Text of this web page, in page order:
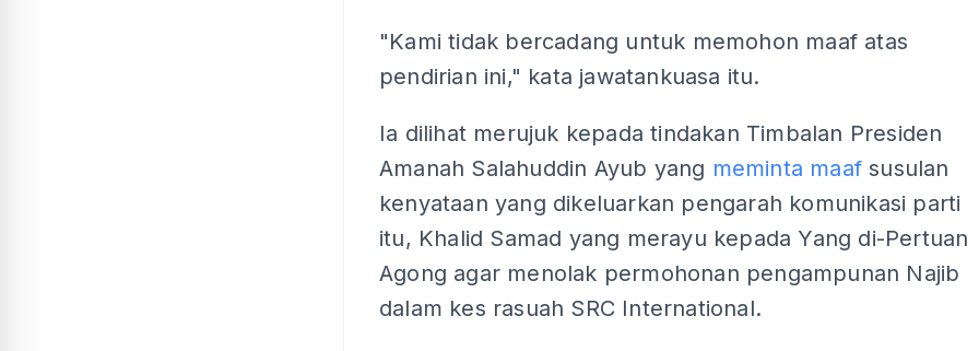
"Kami tidak bercadang untuk memohon maaf atas
pendirian ini," kata jawatankuasa itu.
Ia dilihat merujuk kepada tindakan Timbalan Presiden
Amanah Salahuddin Ayub yang meminta maaf susulan
kenyataan yang dikeluarkan pengarah komunikasi parti
itu, Khalid Samad yang merayu kepada Yang di-Pertuan
Agong agar menolak permohonan pengampunan Najib
dalam kes rasuah SRC International.